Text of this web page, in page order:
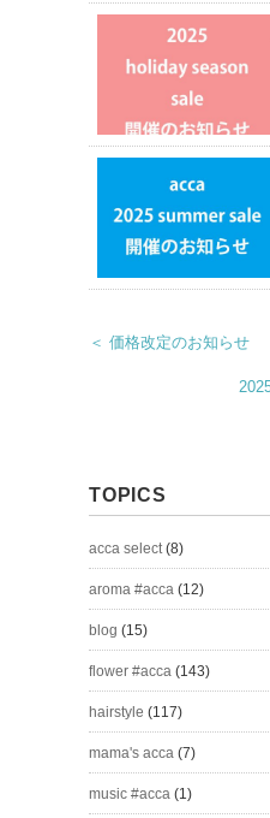
＜ 価格改定のお知らせ
TOPICS
acca select(8)
aroma #acca (12)
blog (15)
flower #acca (143)
hairstyle (117)
mama's acca (7)
music #acca (1)